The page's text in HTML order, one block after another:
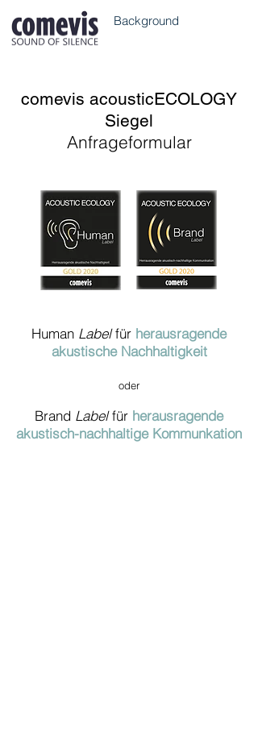
Background
comevis acousticECOLOGY
Siegel
Anfrageformular
Human Labelfür herausragende
akustische Nachhaltigkeit
oder
Brand Labelfür herausragende
akustisch-nachhaltige Kommunkation